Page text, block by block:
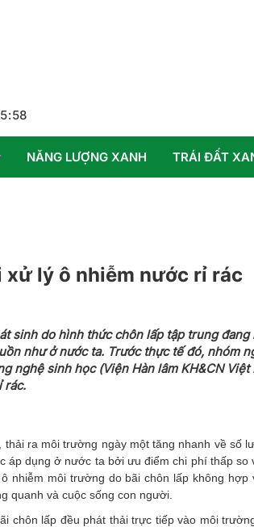
:58
NĂNG LƯỢNG XANH TRÁI ĐẤT
Giải pháp
xử lý ô nhiễm nước rỉ rác
sinh do hình thức chôn lấp tập trung
như ở nước ta. Trước thực tế đó, nhóm
nghệ sinh học (Viện Hàn lâm KH&CN
rác.
thải ra môi trường ngày một tăng nhanh về số
áp dụng ở nước ta bởi ưu điểm chi phí thấp
nhiễm môi trường do bãi chôn lấp không
quanh và cuộc sống con người.
chôn lấp đều phát thải trực tiếp vào môi